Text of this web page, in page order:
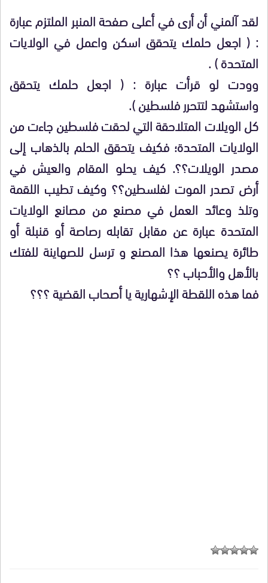
لقد آلمني أن أرى في أعلى صفحة المنبر الملتزم عبارة
: ( اجعل حلمك يتحقق اسكن واعمل في الولايات
المتحدة ) .
وودت لو قرأت عبارة : ( اجعل حلمك يتحقق
واستشهد لتتحرر فلسطين ).
كل الويلات المتلاحقة التي لحقت فلسطين جاءت من
الولايات المتحدة؛ فكيف يتحقق الحلم بالذهاب إلى
مصدر الويلات؟؟. كيف يحلو المقام والعيش في
أرض تصدر الموت لفلسطين؟؟ وكيف تطيب اللقمة
وتلذ وعائد العمل في مصنع من مصانع الولايات
المتحدة عبارة عن مقابل تقابله رصاصة أو قنبلة أو
طائرة يصنعها هذا المصنع و ترسل للصهاينة للفتك
بالأهل والأحباب ؟؟
فما هذه اللقطة الإشهارية يا أصحاب القضية ؟؟؟